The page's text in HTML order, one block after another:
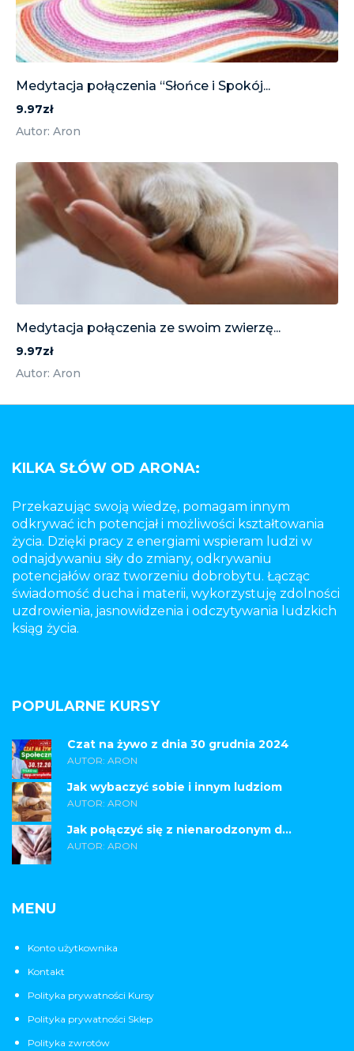
Medytacja połączenia “Słońce i Spokój...
9.97zł
Autor: Aron
Medytacja połączenia ze swoim zwierzę...
9.97zł
Autor: Aron
KILKA SŁÓW OD ARONA:
Przekazując swoją wiedzę, pomagam innym
odkrywać ich potencjał i możliwości kształtowania
życia. Dzięki pracy z energiami wspieram ludzi w
odnajdywaniu siły do zmiany, odkrywaniu
potencjałów oraz tworzeniu dobrobytu. Łącząc
świadomość ducha i materii, wykorzystuję zdolności
uzdrowienia, jasnowidzenia i odczytywania ludzkich
ksiąg życia.
POPULARNE KURSY
Czat na żywo z dnia 30 grudnia 2024
AUTOR: ARON
Jak wybaczyć sobie i innym ludziom
AUTOR: ARON
Jak połączyć się z nienarodzonym d...
AUTOR: ARON
MENU
Konto użytkownika
Kontakt
Polityka prywatności Kursy
Polityka prywatności Sklep
Polityka zwrotów